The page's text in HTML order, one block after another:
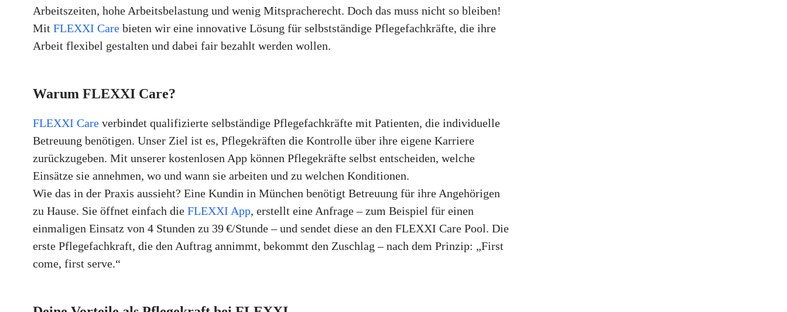
Arbeitszeiten, hohe Arbeitsbelastung und wenig Mitspracherecht. Doch das muss nicht so bleiben!
Mit FLEXXI Care bieten wir eine innovative Lösung für selbstständige Pflegefachkräfte, die ihre
Arbeit flexibel gestalten und dabei fair bezahlt werden wollen.
Warum FLEXXI Care?
FLEXXI Care verbindet qualifizierte selbständige Pflegefachkräfte mit Patienten, die individuelle
Betreuung benötigen. Unser Ziel ist es, Pflegekräften die Kontrolle über ihre eigene Karriere
zurückzugeben. Mit unserer kostenlosen App können Pflegekräfte selbst entscheiden, welche
Einsätze sie annehmen, wo und wann sie arbeiten und zu welchen Konditionen.
Wie das in der Praxis aussieht? Eine Kundin in München benötigt Betreuung für ihre Angehörigen
zu Hause. Sie öffnet einfach die FLEXXI App, erstellt eine Anfrage – zum Beispiel für einen
einmaligen Einsatz von 4 Stunden zu 39 €/Stunde – und sendet diese an den FLEXXI Care Pool. Die
erste Pflegefachkraft, die den Auftrag annimmt, bekommt den Zuschlag – nach dem Prinzip: „First
come, first serve.“